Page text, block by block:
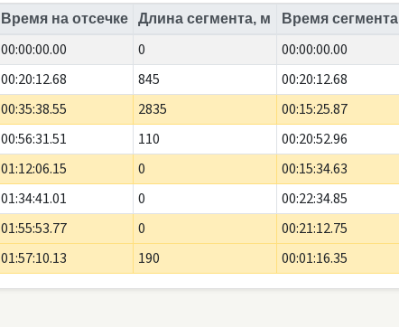
Время на отсечке Длина сегмента, м Время сегмента
00:00:00.00 0 00:00:00.00
00:20:12.68 845 00:20:12.68
00:35:38.55 2835 00:15:25.87
00:56:31.51 110 00:20:52.96
01:12:06.15 0 00:15:34.63
01:34:41.01 0 00:22:34.85
01:55:53.77 0 00:21:12.75
01:57:10.13 190 00:01:16.35